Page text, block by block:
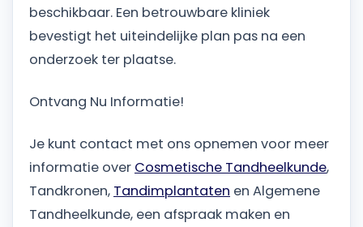
beschikbaar. Een betrouwbare kliniek
bevestigt het uiteindelijke plan pas na een
onderzoek ter plaatse.
Ontvang Nu Informatie!
Je kunt contact met ons opnemen voor meer
informatie over Cosmetische Tandheelkunde,
Tandkronen, Tandimplantaten en Algemene
Tandheelkunde, een afspraak maken en